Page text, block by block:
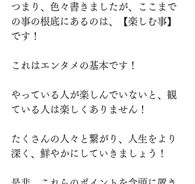
つまり、色々書きましたが、ここまで
の事の根底にあるのは、【楽しむ事】
です！
これはエンタメの基本です！
やっている人が楽しんでいないと、観
ている人は楽しくありません！
たくさんの人々と繋がり、人生をより
深く、鮮やかにしていきましょう！